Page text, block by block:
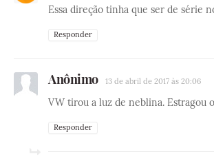
Essa direção tinha que ser de série
Responder
Anônimo 13 de abril de 2017 às 20:06
VW tirou a luz de neblina. Estragou
Responder